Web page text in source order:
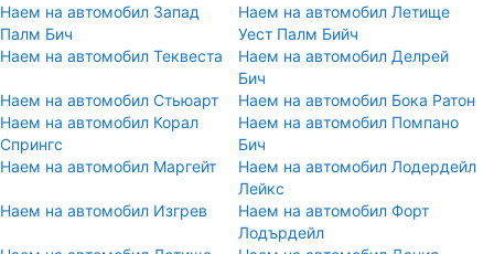
Наем на автомобил Запад
Палм Бич
Наем на автомобил Летище
Уест Палм Бийч
Наем на автомобил Теквеста
Наем на автомобил Делрей
Бич
Наем на автомобил Стьюарт
Наем на автомобил Бока Ратон
Наем на автомобил Корал
Спрингс
Наем на автомобил Помпано
Бич
Наем на автомобил Маргейт
Наем на автомобил Лодердейл
Лейкс
Наем на автомобил Изгрев
Наем на автомобил Форт
Лодърдейл